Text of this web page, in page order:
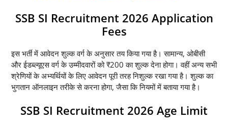
SSB SI Recruitment 2026 Application
Fees
इस भर्ती में आवेदन शुल्क वर्ग के अनुसार तय किया गया है। सामान्य, ओबीसी
और ईडब्ल्यूएस वर्ग के उम्मीदवारों को ₹200 का शुल्क देना होगा। वहीं अन्य सभी
श्रेणियों के अभ्यर्थियों के लिए आवेदन पूरी तरह निशुल्क रखा गया है। शुल्क का
भुगतान ऑनलाइन तरीके से करना होगा, जैसा कि नियमों में बताया गया है।
SSB SI Recruitment 2026 Age Limit